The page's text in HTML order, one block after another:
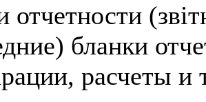
отчетности
бланки
расчеты